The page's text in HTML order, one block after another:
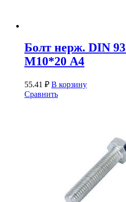
Болт нерж. DIN
М10*20 А4
55.41 ₽ В корзину
Сравнить